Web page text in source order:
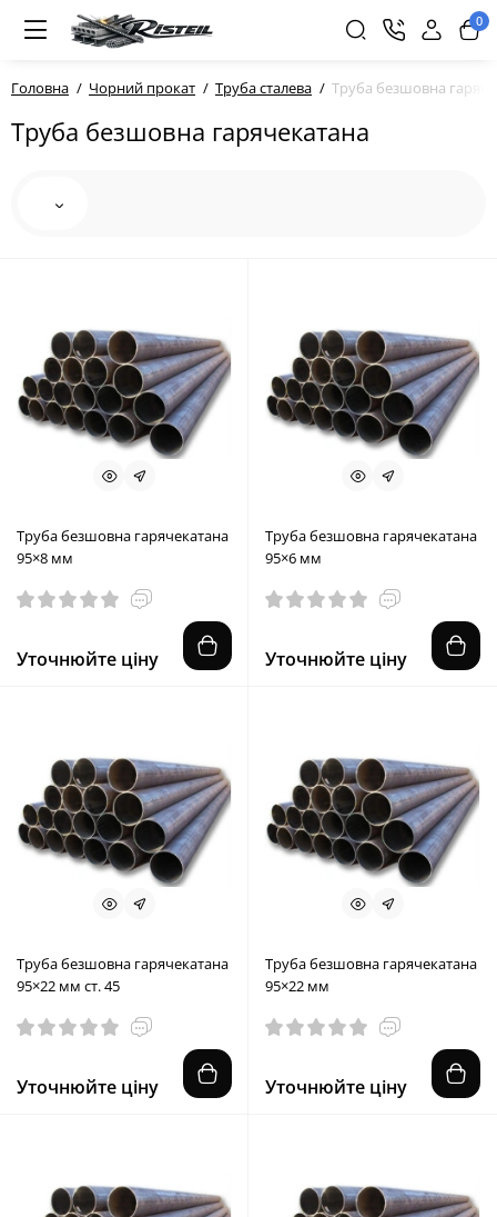
0
Головна Чорний прокат Труба сталева Труба безшовна
Труба безшовна гарячекатана
Труба безшовна гарячекатана
95×8 мм
Уточнюйте ціну
Труба безшовна гарячекатана
95×6 мм
Уточнюйте ціну
Труба безшовна гарячекатана
95×22 мм ст. 45
Уточнюйте ціну
Труба безшовна гарячекатана
95×22 мм
Уточнюйте ціну